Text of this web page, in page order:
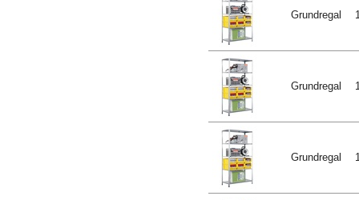
Grundregal
Grundregal
Grundregal